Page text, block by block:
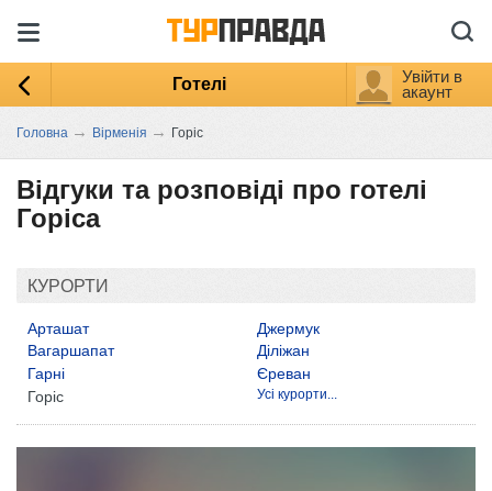
Готелі
Увійти в
акаунт
Головна → Вірменія → Горіс
Відгуки та розповіді про готелі
Горіса
КУРОРТИ
Арташат
Вагаршапат
Гарні
Горіс
Джермук
Діліжан
Єреван
Усі курорти...